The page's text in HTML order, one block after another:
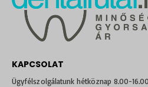
KAPCSOLAT
Ügyfélszolgálatunk hétköznap 8.00-